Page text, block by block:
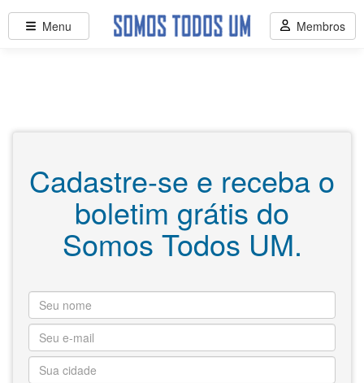
Cadastre-se e receba o
boletim grátis do
Somos Todos UM.
Menu Membros